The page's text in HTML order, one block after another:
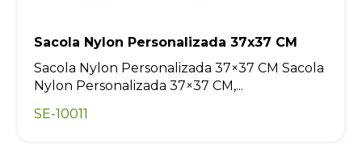
Sacola Nylon Personalizada 37x37 CM
Sacola Nylon Personalizada 37×37 CM Sacola
Nylon Personalizada 37×37 CM,...
SE-10011